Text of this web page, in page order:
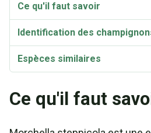
Ce qu'il faut savoir
Identification des
Espèces similaires
Ce qu'il faut